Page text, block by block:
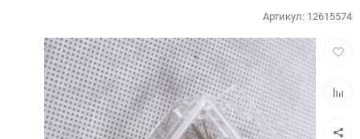
Артикул: 12615574